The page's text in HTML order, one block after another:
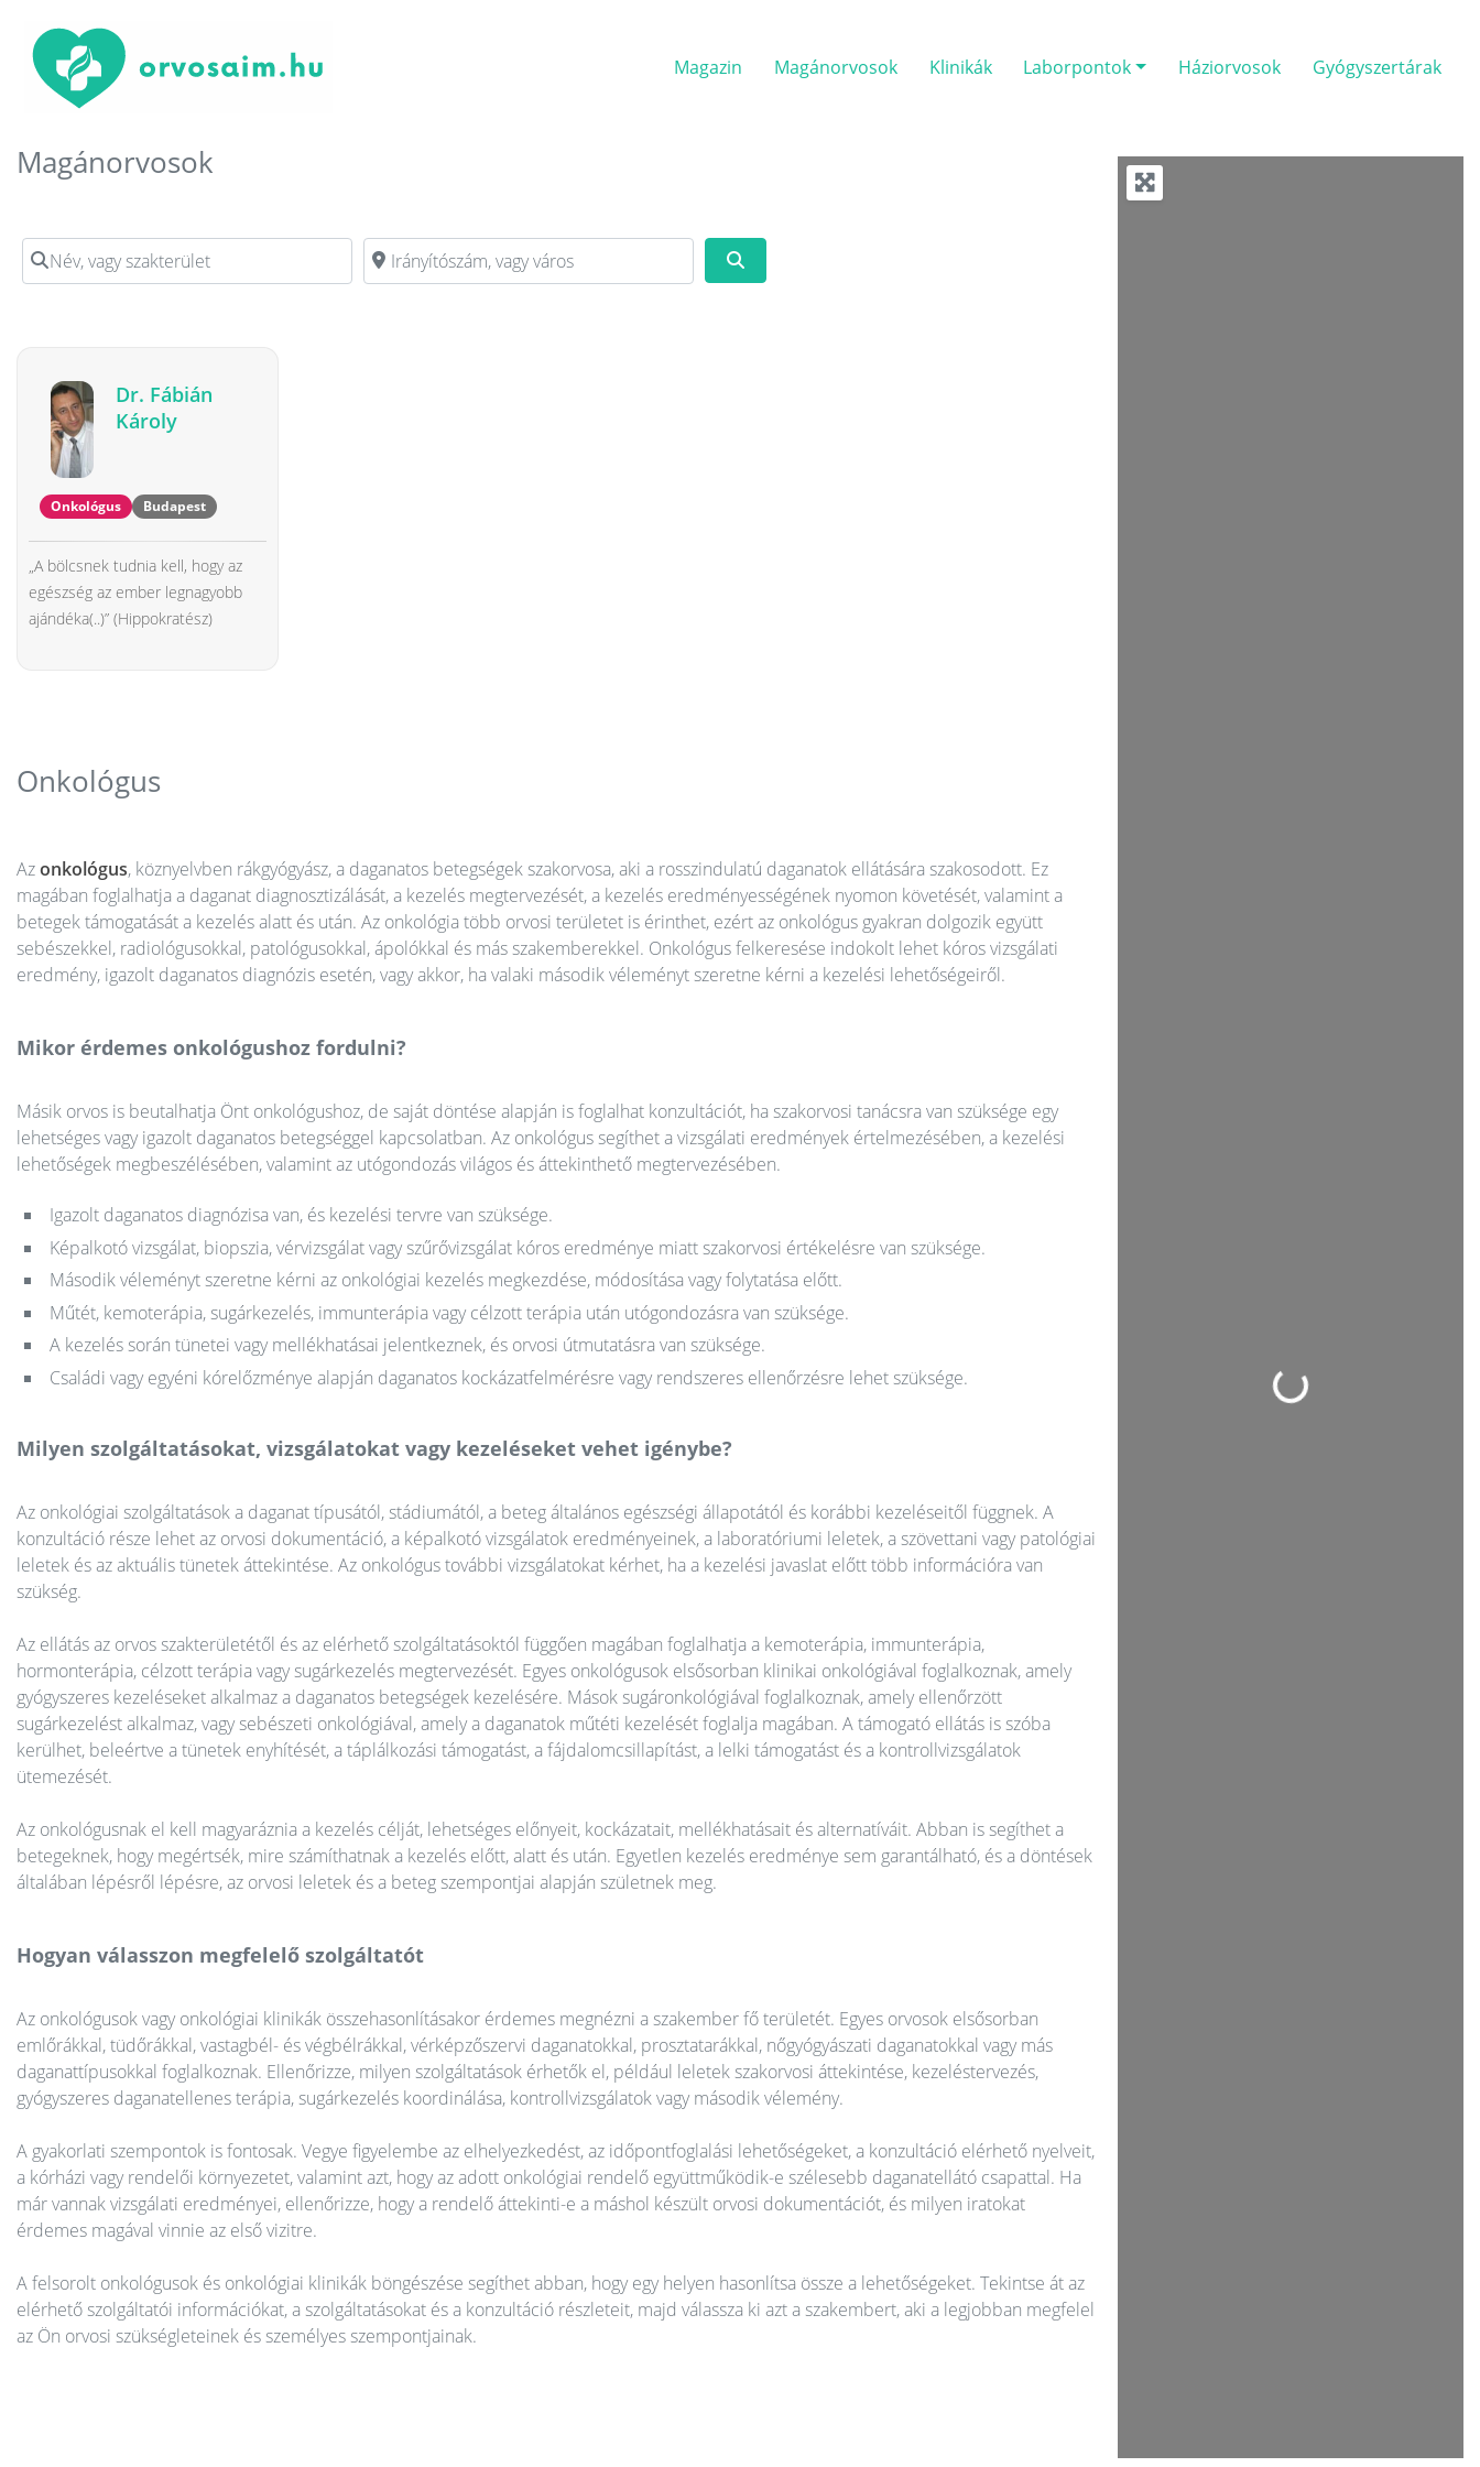
Magazin Magánorvosok Klinikák Laborpontok Háziorvosok Gyógyszertárak
Magánorvosok
Név, vagy szakterület Irányítószám, vagy város
Dr. Fábián
Károly
Onkológus Budapest
„A bölcsnek tudnia kell, hogy az
egészség az ember legnagyobb
ajándéka(..)” (Hippokratész)
Onkológus
Azonkológus, köznyelvben rákgyógyász, a daganatos betegségek szakorvosa, aki a rosszindulatú daganatok ellátására szakosodott. Ez
magában foglalhatja a daganat diagnosztizálását, a kezelés megtervezését, a kezelés eredményességének nyomon követését, valamint a
betegek támogatását a kezelés alatt és után. Az onkológia több orvosi területet is érinthet, ezért az onkológus gyakran dolgozik együtt
sebészekkel, radiológusokkal, patológusokkal, ápolókkal és más szakemberekkel. Onkológus felkeresése indokolt lehet kóros vizsgálati
eredmény, igazolt daganatos diagnózis esetén, vagy akkor, ha valaki második véleményt szeretne kérni a kezelési lehetőségeiről.
Mikor érdemes onkológushoz fordulni?
Másik orvos is beutalhatja Önt onkológushoz, de saját döntése alapján is foglalhat konzultációt, ha szakorvosi tanácsra van szüksége egy
lehetséges vagy igazolt daganatos betegséggel kapcsolatban. Az onkológus segíthet a vizsgálati eredmények értelmezésében, a kezelési
lehetőségek megbeszélésében, valamint az utógondozás világos és áttekinthető megtervezésében.
Igazolt daganatos diagnózisa van, és kezelési tervre van szüksége.
Képalkotó vizsgálat, biopszia, vérvizsgálat vagy szűrővizsgálat kóros eredménye miatt szakorvosi értékelésre van szüksége.
Második véleményt szeretne kérni az onkológiai kezelés megkezdése, módosítása vagy folytatása előtt.
Műtét, kemoterápia, sugárkezelés, immunterápia vagy célzott terápia után utógondozásra van szüksége.
A kezelés során tünetei vagy mellékhatásai jelentkeznek, és orvosi útmutatásra van szüksége.
Családi vagy egyéni kórelőzménye alapján daganatos kockázatfelmérésre vagy rendszeres ellenőrzésre lehet szüksége.
Milyen szolgáltatásokat, vizsgálatokat vagy kezeléseket vehet igénybe?
Az onkológiai szolgáltatások a daganat típusától, stádiumától, a beteg általános egészségi állapotától és korábbi kezeléseitől függnek. A
konzultáció része lehet az orvosi dokumentáció, a képalkotó vizsgálatok eredményeinek, a laboratóriumi leletek, a szövettani vagy patológiai
leletek és az aktuális tünetek áttekintése. Az onkológus további vizsgálatokat kérhet, ha a kezelési javaslat előtt több információra van
szükség.
Az ellátás az orvos szakterületétől és az elérhető szolgáltatásoktól függően magában foglalhatja a kemoterápia, immunterápia,
hormonterápia, célzott terápia vagy sugárkezelés megtervezését. Egyes onkológusok elsősorban klinikai onkológiával foglalkoznak, amely
gyógyszeres kezeléseket alkalmaz a daganatos betegségek kezelésére. Mások sugáronkológiával foglalkoznak, amely ellenőrzött
sugárkezelést alkalmaz, vagy sebészeti onkológiával, amely a daganatok műtéti kezelését foglalja magában. A támogató ellátás is szóba
kerülhet, beleértve a tünetek enyhítését, a táplálkozási támogatást, a fájdalomcsillapítást, a lelki támogatást és a kontrollvizsgálatok
ütemezését.
Az onkológusnak el kell magyaráznia a kezelés célját, lehetséges előnyeit, kockázatait, mellékhatásait és alternatíváit. Abban is segíthet a
betegeknek, hogy megértsék, mire számíthatnak a kezelés előtt, alatt és után. Egyetlen kezelés eredménye sem garantálható, és a döntések
általában lépésről lépésre, az orvosi leletek és a beteg szempontjai alapján születnek meg.
Hogyan válasszon megfelelő szolgáltatót
Az onkológusok vagy onkológiai klinikák összehasonlításakor érdemes megnézni a szakember fő területét. Egyes orvosok elsősorban
emlőrákkal, tüdőrákkal, vastagbél- és végbélrákkal, vérképzőszervi daganatokkal, prosztatarákkal, nőgyógyászati daganatokkal vagy más
daganattípusokkal foglalkoznak. Ellenőrizze, milyen szolgáltatások érhetők el, például leletek szakorvosi áttekintése, kezeléstervezés,
gyógyszeres daganatellenes terápia, sugárkezelés koordinálása, kontrollvizsgálatok vagy második vélemény.
A gyakorlati szempontok is fontosak. Vegye figyelembe az elhelyezkedést, az időpontfoglalási lehetőségeket, a konzultáció elérhető nyelveit,
a kórházi vagy rendelői környezetet, valamint azt, hogy az adott onkológiai rendelő együttműködik-e szélesebb daganatellátó csapattal. Ha
már vannak vizsgálati eredményei, ellenőrizze, hogy a rendelő áttekinti-e a máshol készült orvosi dokumentációt, és milyen iratokat
érdemes magával vinnie az első vizitre.
A felsorolt onkológusok és onkológiai klinikák böngészése segíthet abban, hogy egy helyen hasonlítsa össze a lehetőségeket. Tekintse át az
elérhető szolgáltatói információkat, a szolgáltatásokat és a konzultáció részleteit, majd válassza ki azt a szakembert, aki a legjobban megfelel
az Ön orvosi szükségleteinek és személyes szempontjainak.
Loading...